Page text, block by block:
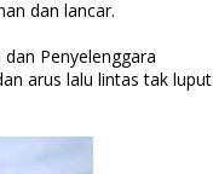
dan lancar.
Penyelenggara
arus lalu lintas tak luput